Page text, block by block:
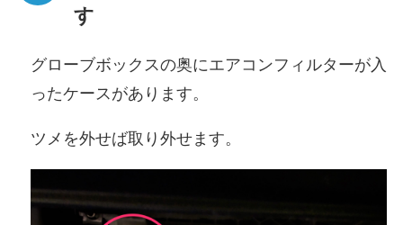
す
グローブボックスの奥にエアコンフィルターが入
ったケースがあります。
ツメを外せば取り外せます。